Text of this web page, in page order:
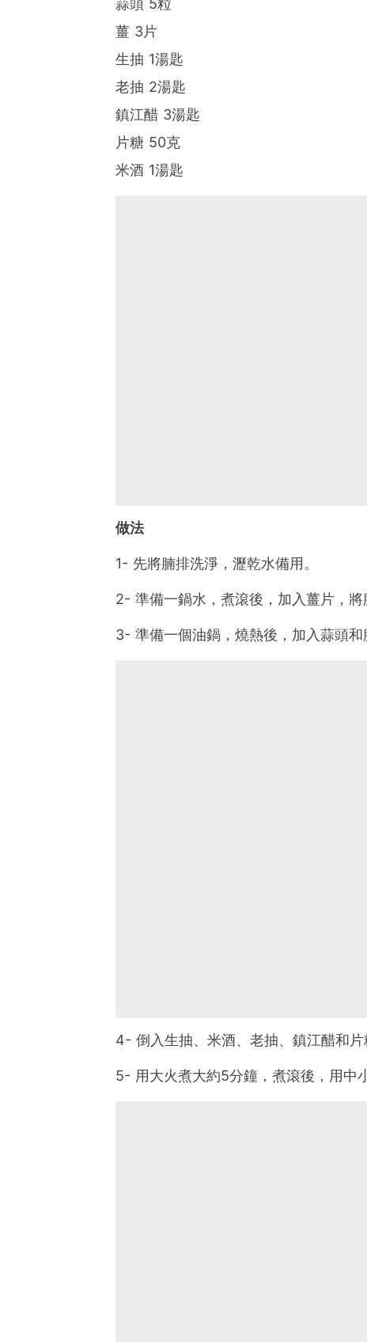
薑 3片
生抽 1湯匙
老抽 2湯匙
鎮江醋 3湯匙
片糖 50克
米酒 1湯匙
做法
1- 先將腩排洗淨，瀝乾水備用。
2- 準備一鍋水，煮滾後，加入薑片，將
3- 準備一個油鍋，燒熱後，加入蒜頭和
4- 倒入生抽、米酒、老抽、鎮江醋和片
5- 用大火煮大約5分鐘，煮滾後，用中